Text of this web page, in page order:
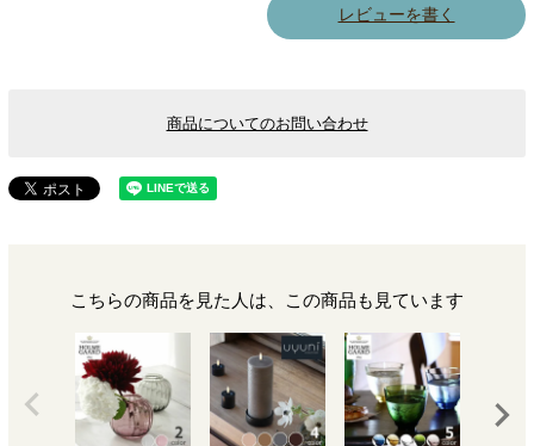
レビューを書く
商品についてのお問い合わせ
こちらの商品を見た人は、この商品も見ています